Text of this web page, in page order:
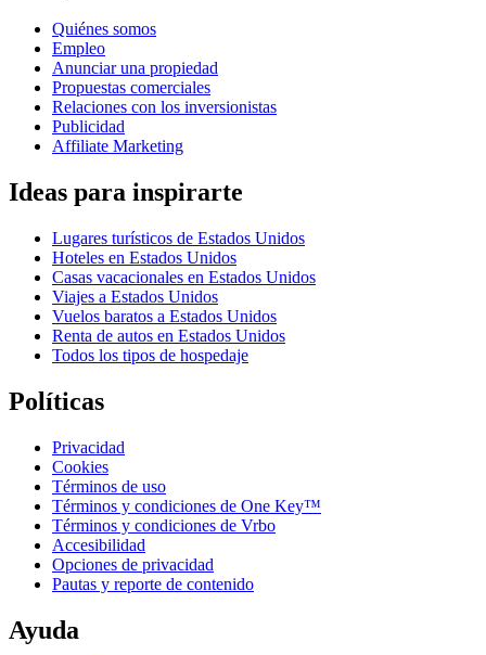
Quiénes somos
Empleo
Anunciar una propiedad
Propuestas comerciales
Relaciones con los inversionistas
Publicidad
Affiliate Marketing
Ideas para inspirarte
Lugares turísticos de Estados Unidos
Hoteles en Estados Unidos
Casas vacacionales en Estados Unidos
Viajes a Estados Unidos
Vuelos baratos a Estados Unidos
Renta de autos en Estados Unidos
Todos los tipos de hospedaje
Políticas
Privacidad
Cookies
Términos de uso
Términos y condiciones de One Key™
Términos y condiciones de Vrbo
Accesibilidad
Opciones de privacidad
Pautas y reporte de contenido
Ayuda